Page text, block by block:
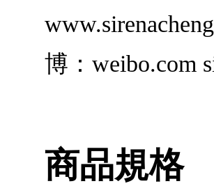
博：weibo.com
商品規格